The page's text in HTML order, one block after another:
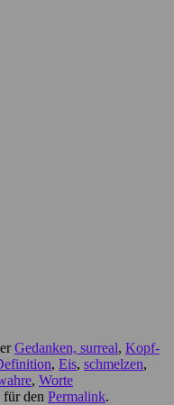
Gedanken, surreal, Kopf-
, Eis, schmelzen,
, Worte
für den Permalink.